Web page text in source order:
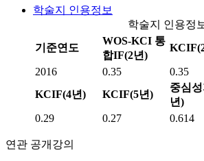
학술지 인용정보
학술지 인용정
기준연도
WOS-KCI 통
합IF(2년)
2016 0.35 0.35
KCIF(4년)
KCIF(5년)
중심
년)
0.29 0.27 0.614
연관 공개강의